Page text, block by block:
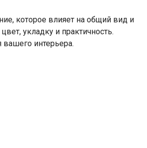
которое влияет на общий вид и
укладку и практичность.
интерьера.